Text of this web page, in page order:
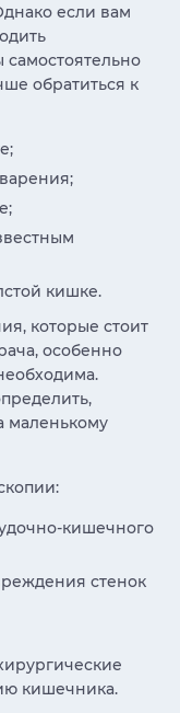
если вам
обратиться к
кишке.
которые стоит
особенно
маленькому
кишечного
стенок
кишечника.